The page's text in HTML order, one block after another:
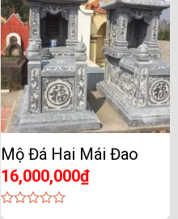
Mộ Đá Hai Mái Đao
16,000,000₫
0